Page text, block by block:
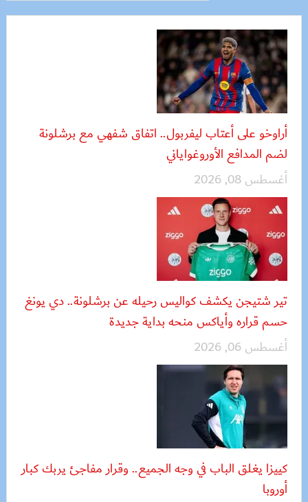
أراوخو على أعتاب ليفربول.. اتفاق شفهي مع برشلونة
لضم المدافع الأوروغواياني
أغسطس 08, 2026
تير شتيجن يكشف كواليس رحيله عن برشلونة.. دي يونغ
حسم قراره وأياكس منحه بداية جديدة
أغسطس 06, 2026
كييزا يغلق الباب في وجه الجميع.. وقرار مفاجئ يربك كبار
أوروبا